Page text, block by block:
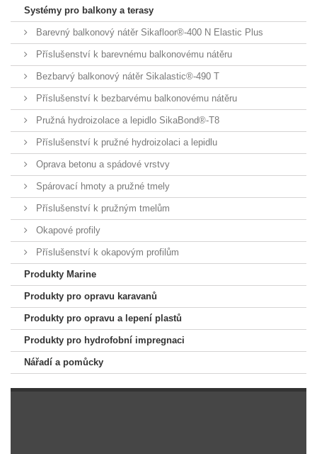
Systémy pro balkony a terasy
Barevný balkonový nátěr Sikafloor®-400 N Elastic Plus
Příslušenství k barevnému balkonovému nátěru
Bezbarvý balkonový nátěr Sikalastic®-490 T
Příslušenství k bezbarvému balkonovému nátěru
Pružná hydroizolace a lepidlo SikaBond®-T8
Příslušenství k pružné hydroizolaci a lepidlu
Oprava betonu a spádové vrstvy
Spárovací hmoty a pružné tmely
Příslušenství k pružným tmelům
Okapové profily
Příslušenství k okapovým profilům
Produkty Marine
Produkty pro opravu karavanů
Produkty pro opravu a lepení plastů
Produkty pro hydrofobní impregnaci
Nářadí a pomůcky